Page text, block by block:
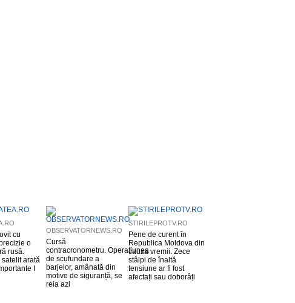
cu
o
rusă.
satelit arată
I
OBSERVATORNEWS.RO
Cursă
contracronometru. Operațiunea
de scufundare a
barjelor, amânată din
motive de siguranță, se
reia azi
STIRILEPROTV.RO
Pene de curent în
Republica Moldova din
cauza vremii. Zece
stâlpi de înaltă
tensiune ar fi fost
afectați sau doborâți